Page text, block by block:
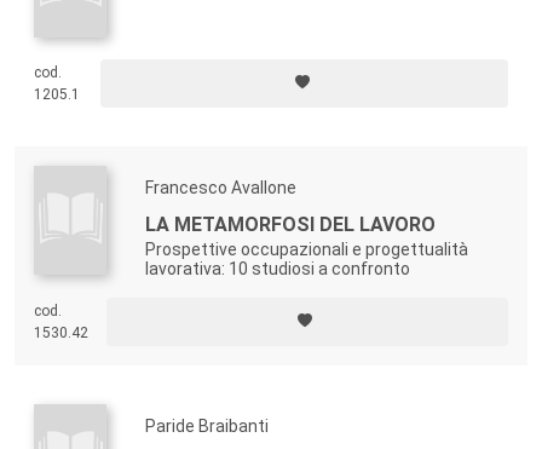
cod.
1205.1
Francesco Avallone
LA METAMORFOSI DEL LAVORO
Prospettive occupazionali e progettualità
lavorativa: 10 studiosi a confronto
cod.
1530.42
Paride Braibanti